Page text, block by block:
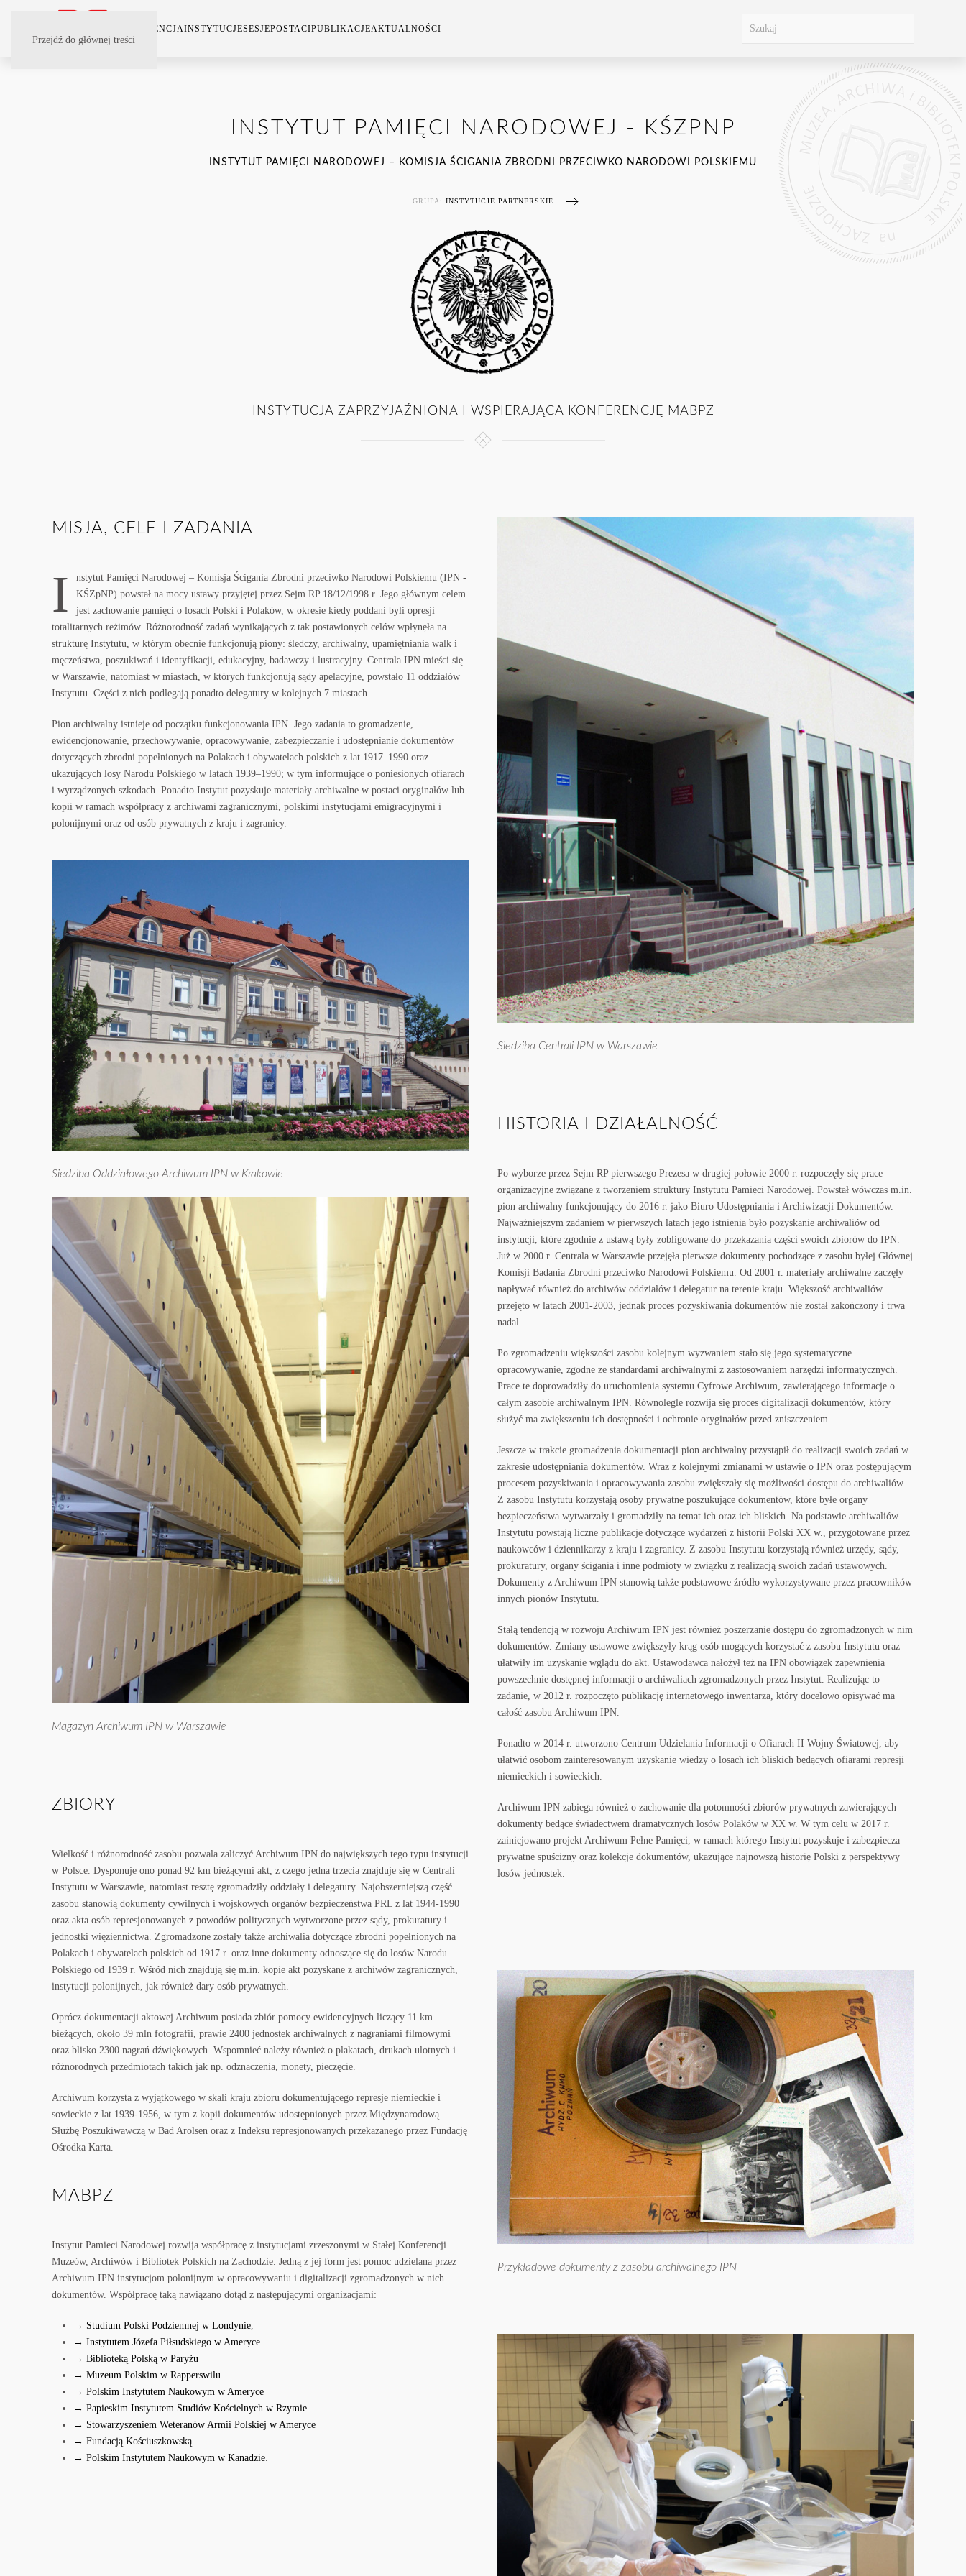
Przejdź do głównej treści
KONFERENCJAINSTYTUCJESESJEPOSTACIPUBLIKACJEAKTUALNOŚCI
INSTYTUT PAMIĘCI NARODOWEJ - KŚZPNP
INSTYTUT PAMIĘCI NARODOWEJ – KOMISJA ŚCIGANIA ZBRODNI PRZECIWKO NARODOWI POLSKIEMU
GRUPA: INSTYTUCJE PARTNERSKIE
INSTYTUCJA ZAPRZYJAŹNIONA I WSPIERAJĄCA KONFERENCJĘ MABPZ
MISJA, CELE I ZADANIA
I
nstytut Pamięci Narodowej – Komisja Ścigania Zbrodni przeciwko Narodowi Polskiemu (IPN -
KŚZpNP) powstał na mocy ustawy przyjętej przez Sejm RP 18/12/1998 r. Jego głównym celem
jest zachowanie pamięci o losach Polski i Polaków, w okresie kiedy poddani byli opresji
totalitarnych reżimów. Różnorodność zadań wynikających z tak postawionych celów wpłynęła na
strukturę Instytutu, w którym obecnie funkcjonują piony: śledczy, archiwalny, upamiętniania walk i
męczeństwa, poszukiwań i identyfikacji, edukacyjny, badawczy i lustracyjny. Centrala IPN mieści się
w Warszawie, natomiast w miastach, w których funkcjonują sądy apelacyjne, powstało 11 oddziałów
Instytutu. Części z nich podlegają ponadto delegatury w kolejnych 7 miastach.
Pion archiwalny istnieje od początku funkcjonowania IPN. Jego zadania to gromadzenie,
ewidencjonowanie, przechowywanie, opracowywanie, zabezpieczanie i udostępnianie dokumentów
dotyczących zbrodni popełnionych na Polakach i obywatelach polskich z lat 1917–1990 oraz
ukazujących losy Narodu Polskiego w latach 1939–1990; w tym informujące o poniesionych ofiarach
i wyrządzonych szkodach. Ponadto Instytut pozyskuje materiały archiwalne w postaci oryginałów lub
kopii w ramach współpracy z archiwami zagranicznymi, polskimi instytucjami emigracyjnymi i
polonijnymi oraz od osób prywatnych z kraju i zagranicy.
Siedziba Oddziałowego Archiwum IPN w Krakowie
Magazyn Archiwum IPN w Warszawie
ZBIORY
Wielkość i różnorodność zasobu pozwala zaliczyć Archiwum IPN do największych tego typu instytucji
w Polsce. Dysponuje ono ponad 92 km bieżącymi akt, z czego jedna trzecia znajduje się w Centrali
Instytutu w Warszawie, natomiast resztę zgromadziły oddziały i delegatury. Najobszerniejszą część
zasobu stanowią dokumenty cywilnych i wojskowych organów bezpieczeństwa PRL z lat 1944-1990
oraz akta osób represjonowanych z powodów politycznych wytworzone przez sądy, prokuratury i
jednostki więziennictwa. Zgromadzone zostały także archiwalia dotyczące zbrodni popełnionych na
Polakach i obywatelach polskich od 1917 r. oraz inne dokumenty odnoszące się do losów Narodu
Polskiego od 1939 r. Wśród nich znajdują się m.in. kopie akt pozyskane z archiwów zagranicznych,
instytucji polonijnych, jak również dary osób prywatnych.
Oprócz dokumentacji aktowej Archiwum posiada zbiór pomocy ewidencyjnych liczący 11 km
bieżących, około 39 mln fotografii, prawie 2400 jednostek archiwalnych z nagraniami filmowymi
oraz blisko 2300 nagrań dźwiękowych. Wspomnieć należy również o plakatach, drukach ulotnych i
różnorodnych przedmiotach takich jak np. odznaczenia, monety, pieczęcie.
Archiwum korzysta z wyjątkowego w skali kraju zbioru dokumentującego represje niemieckie i
sowieckie z lat 1939-1956, w tym z kopii dokumentów udostępnionych przez Międzynarodową
Służbę Poszukiwawczą w Bad Arolsen oraz z Indeksu represjonowanych przekazanego przez Fundację
Ośrodka Karta.
MABPZ
Instytut Pamięci Narodowej rozwija współpracę z instytucjami zrzeszonymi w Stałej Konferencji
Muzeów, Archiwów i Bibliotek Polskich na Zachodzie. Jedną z jej form jest pomoc udzielana przez
Archiwum IPN instytucjom polonijnym w opracowywaniu i digitalizacji zgromadzonych w nich
dokumentów. Współpracę taką nawiązano dotąd z następującymi organizacjami:
→ Studium Polski Podziemnej w Londynie
→ Instytutem Józefa Piłsudskiego w Ameryce
→ Biblioteką Polską w Paryżu
→ Muzeum Polskim w Rapperswilu
→ Polskim Instytutem Naukowym w Ameryce
→ Papieskim Instytutem Studiów Kościelnych w Rzymie
→ Stowarzyszeniem Weteranów Armii Polskiej w Ameryce
→ Fundacją Kościuszkowską
→ Polskim Instytutem Naukowym w Kanadzie
Siedziba Centrali IPN w Warszawie
HISTORIA I DZIAŁALNOŚĆ
Po wyborze przez Sejm RP pierwszego Prezesa w drugiej połowie 2000 r. rozpoczęły się prace
organizacyjne związane z tworzeniem struktury Instytutu Pamięci Narodowej. Powstał wówczas m.in.
pion archiwalny funkcjonujący do 2016 r. jako Biuro Udostępniania i Archiwizacji Dokumentów.
Najważniejszym zadaniem w pierwszych latach jego istnienia było pozyskanie archiwaliów od
instytucji, które zgodnie z ustawą były zobligowane do przekazania części swoich zbiorów do IPN.
Już w 2000 r. Centrala w Warszawie przejęła pierwsze dokumenty pochodzące z zasobu byłej Głównej
Komisji Badania Zbrodni przeciwko Narodowi Polskiemu. Od 2001 r. materiały archiwalne zaczęły
napływać również do archiwów oddziałów i delegatur na terenie kraju. Większość archiwaliów
przejęto w latach 2001-2003, jednak proces pozyskiwania dokumentów nie został zakończony i trwa
nadal.
Po zgromadzeniu większości zasobu kolejnym wyzwaniem stało się jego systematyczne
opracowywanie, zgodne ze standardami archiwalnymi z zastosowaniem narzędzi informatycznych.
Prace te doprowadziły do uruchomienia systemu Cyfrowe Archiwum, zawierającego informacje o
całym zasobie archiwalnym IPN. Równolegle rozwija się proces digitalizacji dokumentów, który
służyć ma zwiększeniu ich dostępności i ochronie oryginałów przed zniszczeniem.
Jeszcze w trakcie gromadzenia dokumentacji pion archiwalny przystąpił do realizacji swoich zadań w
zakresie udostępniania dokumentów. Wraz z kolejnymi zmianami w ustawie o IPN oraz postępującym
procesem pozyskiwania i opracowywania zasobu zwiększały się możliwości dostępu do archiwaliów.
Z zasobu Instytutu korzystają osoby prywatne poszukujące dokumentów, które byłe organy
bezpieczeństwa wytwarzały i gromadziły na temat ich oraz ich bliskich. Na podstawie archiwaliów
Instytutu powstają liczne publikacje dotyczące wydarzeń z historii Polski XX w., przygotowane przez
naukowców i dziennikarzy z kraju i zagranicy. Z zasobu Instytutu korzystają również urzędy, sądy,
prokuratury, organy ścigania i inne podmioty w związku z realizacją swoich zadań ustawowych.
Dokumenty z Archiwum IPN stanowią także podstawowe źródło wykorzystywane przez pracowników
innych pionów Instytutu.
Stałą tendencją w rozwoju Archiwum IPN jest również poszerzanie dostępu do zgromadzonych w nim
dokumentów. Zmiany ustawowe zwiększyły krąg osób mogących korzystać z zasobu Instytutu oraz
ułatwiły im uzyskanie wglądu do akt. Ustawodawca nałożył też na IPN obowiązek zapewnienia
powszechnie dostępnej informacji o archiwaliach zgromadzonych przez Instytut. Realizując to
zadanie, w 2012 r. rozpoczęto publikację internetowego inwentarza, który docelowo opisywać ma
całość zasobu Archiwum IPN.
Ponadto w 2014 r. utworzono Centrum Udzielania Informacji o Ofiarach II Wojny Światowej, aby
ułatwić osobom zainteresowanym uzyskanie wiedzy o losach ich bliskich będących ofiarami represji
niemieckich i sowieckich.
Archiwum IPN zabiega również o zachowanie dla potomności zbiorów prywatnych zawierających
dokumenty będące świadectwem dramatycznych losów Polaków w XX w. W tym celu w 2017 r.
zainicjowano projekt Archiwum Pełne Pamięci, w ramach którego Instytut pozyskuje i zabezpiecza
prywatne spuścizny oraz kolekcje dokumentów, ukazujące najnowszą historię Polski z perspektywy
losów jednostek.
Przykładowe dokumenty z zasobu archiwalnego IPN